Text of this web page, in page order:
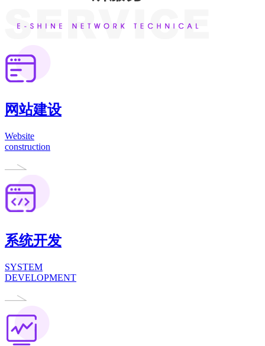
网站建设
Website
construction
系统开发
SYSTEM
DEVELOPMENT